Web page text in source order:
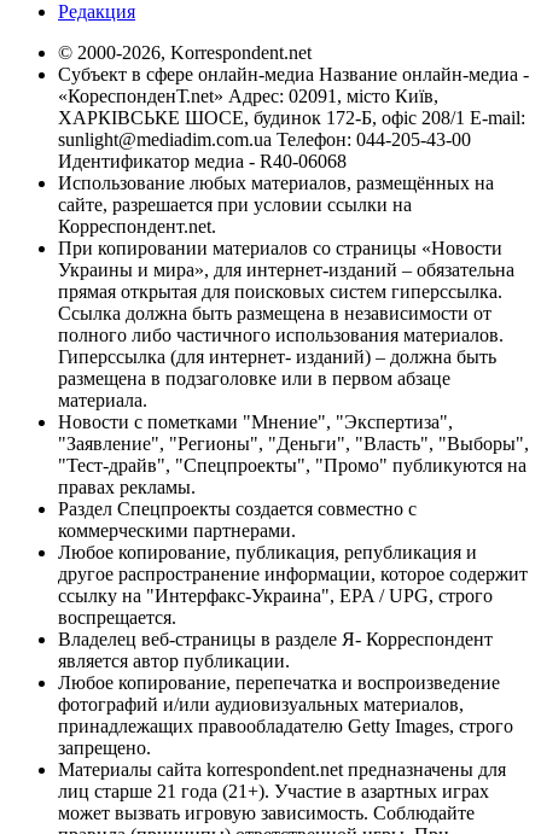
Редакция
© 2000-2026, Korrespondent.net
Субъект в сфере онлайн-медиа Название онлайн-медиа -
«КореспонденТ.net» Адрес: 02091, місто Київ,
ХАРКІВСЬКЕ ШОСЕ, будинок 172-Б, офіс 208/1 E-mail:
sunlight@mediadim.com.ua Телефон: 044-205-43-00
Идентификатор медиа - R40-06068
Использование любых материалов, размещённых на
сайте, разрешается при условии ссылки на
Корреспондент.net.
При копировании материалов со страницы «Новости
Украины и мира», для интернет-изданий – обязательна
прямая открытая для поисковых систем гиперссылка.
Ссылка должна быть размещена в независимости от
полного либо частичного использования материалов.
Гиперссылка (для интернет- изданий) – должна быть
размещена в подзаголовке или в первом абзаце
материала.
Новости с пометками "Мнение", "Экспертиза",
"Заявление", "Регионы", "Деньги", "Власть", "Выборы",
"Тест-драйв", "Спецпроекты", "Промо" публикуются на
правах рекламы.
Раздел Спецпроекты создается совместно с
коммерческими партнерами.
Любое копирование, публикация, републикация и
другое распространение информации, которое содержит
ссылку на "Интерфакс-Украина", EPA / UPG, строго
воспрещается.
Владелец веб-страницы в разделе Я- Корреспондент
является автор публикации.
Любое копирование, перепечатка и воспроизведение
фотографий и/или аудиовизуальных материалов,
принадлежащих правообладателю Getty Images, строго
запрещено.
Материалы сайта korrespondent.net предназначены для
лиц старше 21 года (21+). Участие в азартных играх
может вызвать игровую зависимость. Соблюдайте